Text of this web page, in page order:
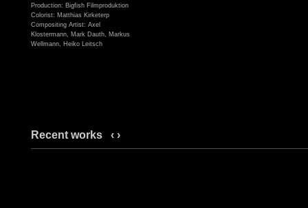
Production: Bigfish Filmproduktion
Colorist: Matthias Kirketerp
Compositing Artist: Axel
Klostermann, Mark Dauth, Markus
Wellmann, Heiko Leitsch
Recent works ‹ ›